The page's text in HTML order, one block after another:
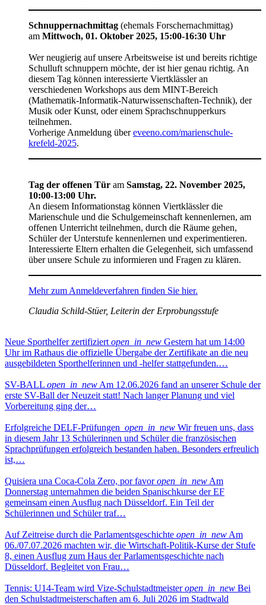
Schnuppernachmittag (ehemals Forschernachmittag)
am Mittwoch, 01. Oktober 2025, 15:00-16:30 Uhr
Wer neugierig auf unsere Arbeitsweise ist und bereits richtige
Schulluft schnuppern möchte, der ist hier genau richtig. An
diesem Tag können interessierte Viertklässler an
verschiedenen Workshops aus dem MINT-Bereich
(Mathematik-Informatik-Naturwissenschaften-Technik), der
Musik oder Kunst, oder einem Sprachschnupperkurs
teilnehmen.
Vorherige Anmeldung übereveeno.com/marienschule-
krefeld-2025.
Tag der offenen Tür am Samstag, 22. November 2025,
10:00-13:00 Uhr.
An diesem Informationstag können Viertklässler die
Marienschule und die Schulgemeinschaft kennenlernen, am
offenen Unterricht teilnehmen, durch die Räume gehen,
Schüler der Unterstufe kennenlernen und experimentieren.
Interessierte Eltern erhalten die Gelegenheit, sich umfassend
über unsere Schule zu informieren und Fragen zu klären.
Mehr zum Anmeldeverfahren finden Sie hier.
Claudia Schild-Stüer, Leiterin der Erprobungsstufe
Neue Sporthelfer zertifiziert open_in_new Gestern hat um 14:00
Uhr im Rathaus die offizielle Übergabe der Zertifikate an die neu
ausgebildeten Sporthelferinnen und -helfer stattgefunden.…
SV-BALL open_in_new Am 12.06.2026 fand an unserer Schule der
erste SV-Ball der Neuzeit statt! Nach langer Planung und viel
Vorbereitung ging der…
Erfolgreiche DELF-Prüfungen open_in_new Wir freuen uns, dass
in diesem Jahr 13 Schülerinnen und Schüler die französischen
Sprachprüfungen erfolgreich bestanden haben. Besonders erfreulich
ist,…
Quisiera una Coca-Cola Zero, por favoropen_in_new Am
Donnerstag unternahmen die beiden Spanischkurse der EF
gemeinsam einen Ausflug nach Düsseldorf. Ein Teil der
Schülerinnen und Schüler traf…
Auf Zeitreise durch die Parlamentsgeschichte open_in_new Am
06./07.07.2026 machten wir, die Wirtschaft-Politik-Kurse der Stufe
8, einen Ausflug zum Haus der Parlamentsgeschichte nach
Düsseldorf. Begleitet von Frau…
Tennis: U14-Team wird Vize-Schulstadtmeisteropen_in_new Bei
den Schulstadtmeisterschaften am 6. Juli 2026 im Stadtwald